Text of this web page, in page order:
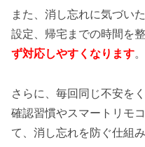
また、消し忘れに気づい
設定、帰宅までの時間を
ず対応しやすくなります。
さらに、毎回同じ不安を
確認習慣やスマートリモ
て、消し忘れを防ぐ仕組